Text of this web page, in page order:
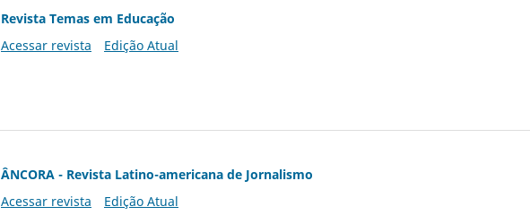
Revista Temas em Educação
Acessar revista
Edição Atual
ÂNCORA - Revista Latino-americana de Jornalismo
Acessar revista
Edição Atual